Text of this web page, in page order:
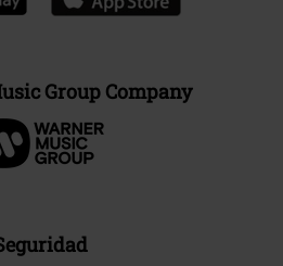
Group Company